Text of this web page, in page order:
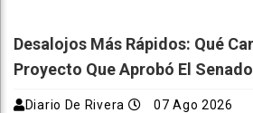
Desalojos Más Rápidos: Qué
Proyecto Que Aprobó El Senado
Diario De Rivera 07 Ago 2026